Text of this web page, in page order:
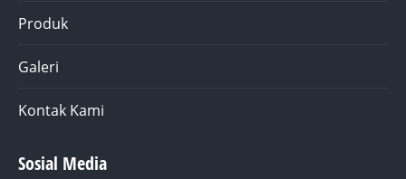
Produk
Galeri
Kontak Kami
Sosial Media